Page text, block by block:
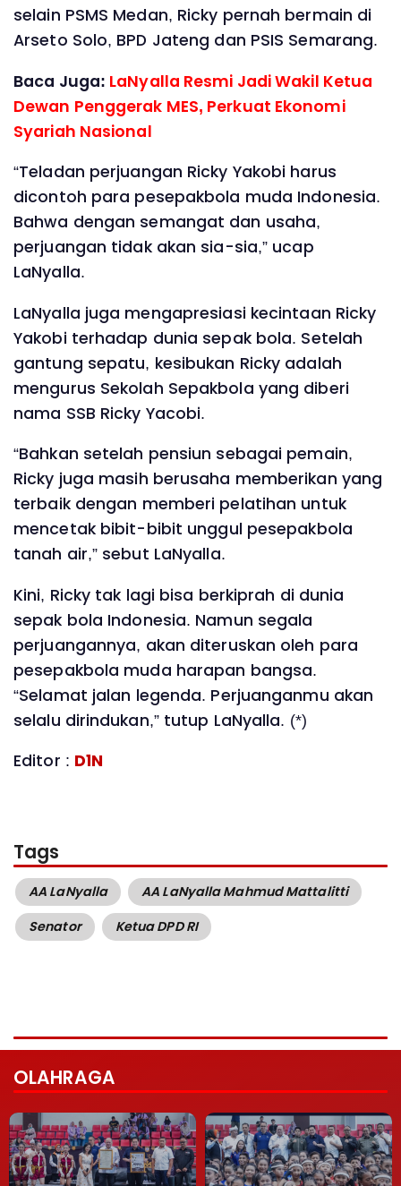
selain PSMS Medan, Ricky pernah bermain di
Arseto Solo, BPD Jateng dan PSIS Semarang.
Baca Juga: LaNyalla Resmi Jadi Wakil Ketua
Dewan Penggerak MES, Perkuat Ekonomi
Syariah Nasional
“Teladan perjuangan Ricky Yakobi harus
dicontoh para pesepakbola muda Indonesia.
Bahwa dengan semangat dan usaha,
perjuangan tidak akan sia-sia,” ucap
LaNyalla.
LaNyalla juga mengapresiasi kecintaan Ricky
Yakobi terhadap dunia sepak bola. Setelah
gantung sepatu, kesibukan Ricky adalah
mengurus Sekolah Sepakbola yang diberi
nama SSB Ricky Yacobi.
“Bahkan setelah pensiun sebagai pemain,
Ricky juga masih berusaha memberikan yang
terbaik dengan memberi pelatihan untuk
mencetak bibit-bibit unggul pesepakbola
tanah air,” sebut LaNyalla.
Kini, Ricky tak lagi bisa berkiprah di dunia
sepak bola Indonesia. Namun segala
perjuangannya, akan diteruskan oleh para
pesepakbola muda harapan bangsa.
“Selamat jalan legenda. Perjuanganmu akan
selalu dirindukan,” tutup LaNyalla. (*)
Editor : D1N
Tags
AA LaNyalla
AA LaNyalla Mahmud Mattalitti
Senator
Ketua DPD RI
OLAHRAGA